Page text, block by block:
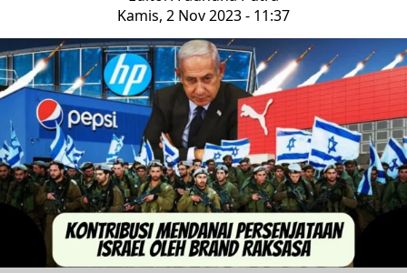
Kamis, 2 Nov 2023 - 11:37